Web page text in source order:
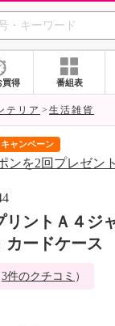
SHOP
買得 番組表
テリア 生活雑貨
ャンペーン
ンを2回プレゼン
リントＡ４ジ
カードケース
3件のクチコミ ）